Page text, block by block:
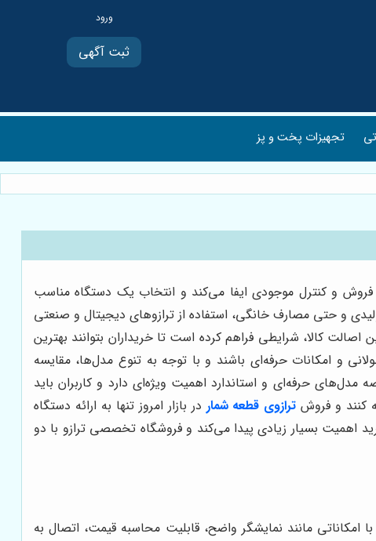
ثبت آگهی
تجهیزات پخت و پز
فروش و کنترل موجودی ایفا می‌کند و انتخاب یک دستگاه مناسب
و حتی مصارف خانگی، استفاده از ترازوهای دیجیتال و صنعتی
کالا، شرایطی فراهم کرده است تا خریداران بتوانند بهترین
و امکانات حرفه‌ای باشند و با توجه به تنوع مدل‌ها، مقایسه
حرفه‌ای و استاندارد اهمیت ویژه‌ای دارد و کاربران باید
کنند و فروش ترازوی قطعه شمار در بازار امروز تنها به ارائه دستگاه
اهمیت بسیار زیادی پیدا می‌کند و فروشگاه تخصصی ترازو با دو
مانند نمایشگر واضح، قابلیت محاسبه قیمت، اتصال به